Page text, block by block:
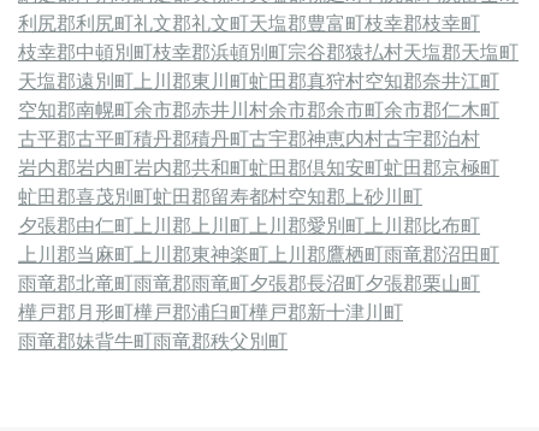
利尻郡利尻町礼文郡礼文町天塩郡豊富町枝幸郡枝幸町
枝幸郡中頓別町枝幸郡浜頓別町宗谷郡猿払村天塩郡天塩町
天塩郡遠別町上川郡東川町虻田郡真狩村空知郡奈井江町
空知郡南幌町余市郡赤井川村余市郡余市町余市郡仁木町
古平郡古平町積丹郡積丹町古宇郡神恵内村古宇郡泊村
岩内郡岩内町岩内郡共和町虻田郡倶知安町虻田郡京極町
虻田郡喜茂別町虻田郡留寿都村空知郡上砂川町
夕張郡由仁町上川郡上川町上川郡愛別町上川郡比布町
上川郡当麻町上川郡東神楽町上川郡鷹栖町雨竜郡沼田町
雨竜郡北竜町雨竜郡雨竜町夕張郡長沼町夕張郡栗山町
樺戸郡月形町樺戸郡浦臼町樺戸郡新十津川町
雨竜郡妹背牛町雨竜郡秩父別町